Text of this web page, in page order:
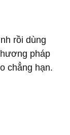
rồi dùng
pháp
chẳng hạn.